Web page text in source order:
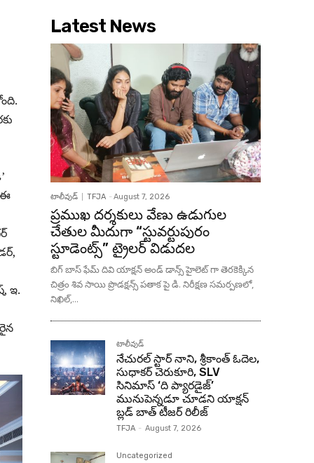
ఈ
ఇ.
Latest News
టాలీవుడ్ TFJA - August 7, 2026
ప్రముఖ దర్శకులు వేణు ఉడుగుల
చేతుల మీదుగా “స్టువర్టుపురం
స్టూడెంట్స్” ట్రైలర్ విడుదల
బిగ్ బాస్ ఫేమ్ దివి యాక్షన్ అండ్ డాన్స్ హైలెట్ గా తెరకెక్కిన
చిత్రం శివ సాయి ప్రొడక్షన్స్ పతాక పై డి. నిరీక్షణ సమర్పణలో,
నిఖిల్,...
టాలీవుడ్
నేచురల్ స్టార్ నాని, శ్రీకాంత్ ఓదెల,
సుధాకర్ చెరుకూరి, SLV
సినిమాస్ ‘ది ప్యారడైజ్’
మునుపెన్నడూ చూడని యాక్షన్
బ్లడ్ బాత్ టీజర్ రిలీజ్
TFJA - August 7, 2026
Uncategorized